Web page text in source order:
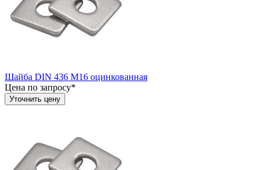
Шайба DIN 436 М16 оцинкованная
Цена по запросу*
Уточнить цену